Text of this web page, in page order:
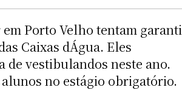
Porto Velho tentam
Caixas dÁgua. Eles
vestibulandos neste ano.
no estágio obrigatório.